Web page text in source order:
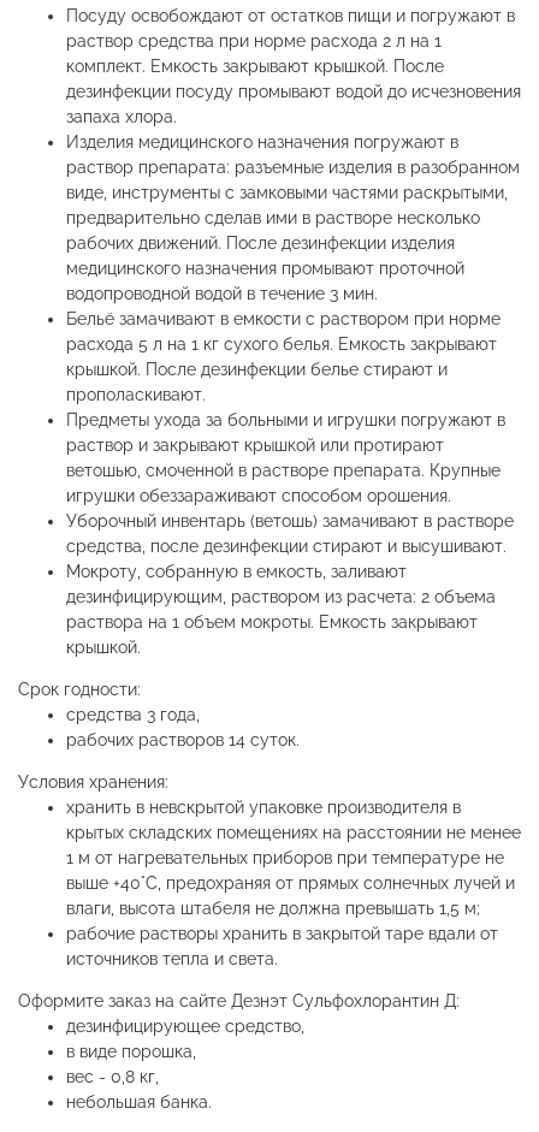
Посуду освобождают от остатков пищи и погружают в
раствор средства при норме расхода 2 л на 1
комплект. Емкость закрывают крышкой. После
дезинфекции посуду промывают водой до исчезновения
запаха хлора.
Изделия медицинского назначения погружают в
раствор препарата: разъемные изделия в разобранном
виде, инструменты с замковыми частями раскрытыми,
предварительно сделав ими в растворе несколько
рабочих движений. После дезинфекции изделия
медицинского назначения промывают проточной
водопроводной водой в течение 3 мин.
Бельё замачивают в емкости с раствором при норме
расхода 5 л на 1 кг сухого белья. Емкость закрывают
крышкой. После дезинфекции белье стирают и
прополаскивают.
Предметы ухода за больными и игрушки погружают в
раствор и закрывают крышкой или протирают
ветошью, смоченной в растворе препарата. Крупные
игрушки обеззараживают способом орошения.
Уборочный инвентарь (ветошь) замачивают в растворе
средства, после дезинфекции стирают и высушивают.
Мокроту, собранную в емкость, заливают
дезинфицирующим, раствором из расчета: 2 объема
раствора на 1 объем мокроты. Емкость закрывают
крышкой.
Срок годности:
средства 3 года,
рабочих растворов 14 суток.
Условия хранения:
хранить в невскрытой упаковке производителя в
крытых складских помещениях на расстоянии не менее
1 м от нагревательных приборов при температуре не
выше +40°С, предохраняя от прямых солнечных лучей и
влаги, высота штабеля не должна превышать 1,5 м;
рабочие растворы хранить в закрытой таре вдали от
источников тепла и света.
Оформите заказ на сайте Дезнэт Сульфохлорантин Д:
дезинфицирующее средство,
в виде порошка,
вес - 0,8 кг,
небольшая банка.